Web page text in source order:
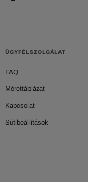
ÜGYFÉLSZOLGÁLAT
FAQ
Mérettáblázat
Kapcsolat
Sütibeállítások